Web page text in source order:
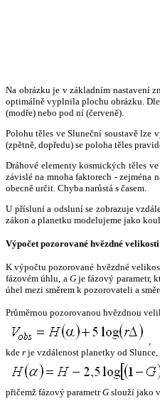
Na obrázku je v základním nastavení
optimálně vyplnila plochu obrázku.
(modře) nebo pod ní (červeně).
Polohu těles ve Sluneční soustavě lze
(zpětně, dopředu) se poloha těles
Dráhové elementy kosmických těles
závislé na mnoha faktorech - zejména
obecně určit. Chyba narůstá s časem.
U přísluní a odsluní se zobrazuje
zákon a planetku modelujeme jako
Výpočet pozorované hvězdné
K výpočtu pozorované hvězdné
fázovém úhlu, a Gje fázový parametr,
úhel mezi směrem k pozorovateli a
Průměrnou pozorovanou hvězdnou
,
kde r je vzdálenost planetky od Slunce,
přičemž fázový parametrG slouží jako